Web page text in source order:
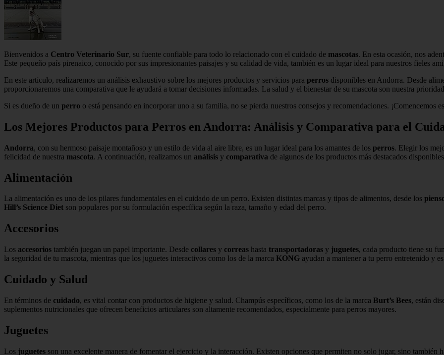
Bienvenidos a Centro Veterinario Sur, su fuente confiable para todo lo relacionado con el cuidado de mascotas. En esta ocasión, nos
Este pequeño país pirenaico, conocido por sus impresionantes paisajes y su calidad de vida, también es un lugar ideal para nuestros fieles
En este artículo, realizaremos un análisis exhaustivo sobre los mejores productos y servicios para perros disponibles en Andorra. Desde
proporcionaremos una comparativa que le ayudará a tomar decisiones informadas. La salud y el bienestar de su mascota son nuestra
Si es dueño de un perro o está pensando en incorporar uno a su familia, no se pierda nuestros consejos y recomendaciones. ¡Comencemos
Los Mejores Productos para Perros en Andorra: Análisis y Comparativa para el
Andorra, con su hermoso paisaje montañoso y un estilo de vida al aire libre, es un lugar ideal para los amantes de los perros. Elegir los
felicidad de nuestra mascota. A continuación, realizamos un análisis y comparativa de algunos de los productos más destacados
Alimentación
La alimentación es uno de los pilares fundamentales en el cuidado de un perro. Existen distintas marcas y tipos de alimentos, desde los
Hill’s Science Diet son populares por su formulación específica según la raza, tamaño y edad del perro.
Accesorios
Los accesorios también juegan un papel importante. Desde collares y correas hasta transportadoras y juguetes, cada producto tiene su
la seguridad de tu mascota, mientras que los juguetes interactivos como los de la marca KONG ayudan a mantener a tu perro entretenido y
Cuidado y Salud
En términos de cuidado, es vital contar con productos de higiene y salud. Champús específicos, como los de la marca Burt’s Bees, están
suplementos nutricionales que ofrecen beneficios articulares son altamente recomendados, especialmente para perros mayores.
Juguetes
Los juguetes son una excelente manera de fomentar el ejercicio y la interacción. Existen opciones que permiten no solo jugar, sino también